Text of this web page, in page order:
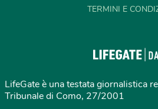
TERMINI E
LifeGate è una testata giornalistica
Tribunale di Como, 27/2001